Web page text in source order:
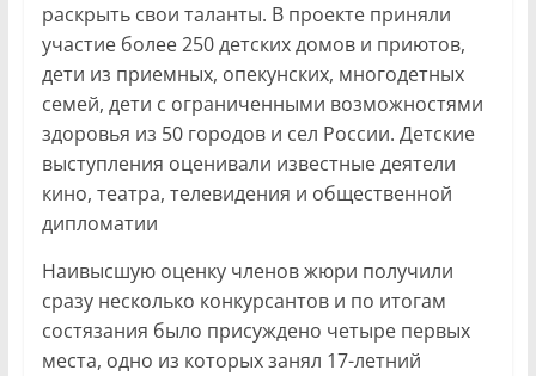
раскрыть свои таланты. В проекте приняли
участие более 250 детских домов и приютов,
дети из приемных, опекунских, многодетных
семей, дети с ограниченными возможностями
здоровья из 50 городов и сел России. Детские
выступления оценивали известные деятели
кино, театра, телевидения и общественной
дипломатии
Наивысшую оценку членов жюри получили
сразу несколько конкурсантов и по итогам
состязания было присуждено четыре первых
места, одно из которых занял 17-летний